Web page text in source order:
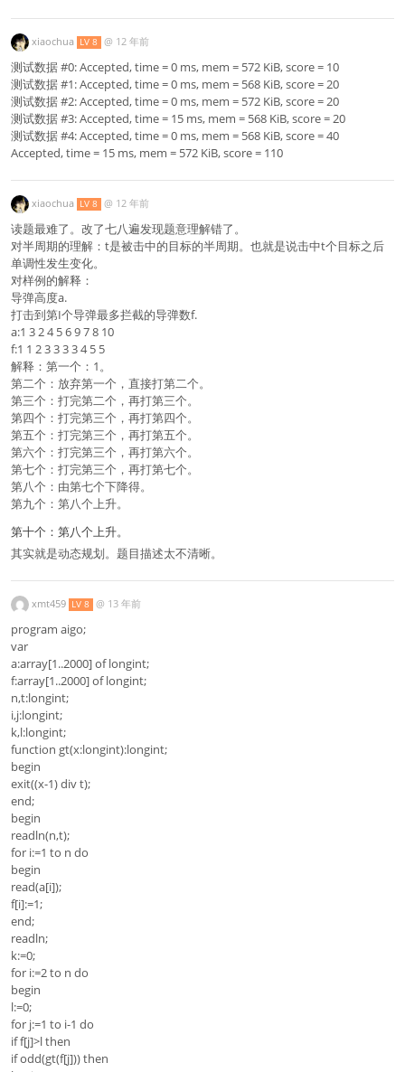
xiaochua LV 8 @ 12 年前
测试数据 #0: Accepted, time = 0 ms, mem = 572 KiB, score = 10
测试数据 #1: Accepted, time = 0 ms, mem = 568 KiB, score = 20
测试数据 #2: Accepted, time = 0 ms, mem = 572 KiB, score = 20
测试数据 #3: Accepted, time = 15 ms, mem = 568 KiB, score = 20
测试数据 #4: Accepted, time = 0 ms, mem = 568 KiB, score = 40
Accepted, time = 15 ms, mem = 572 KiB, score = 110
xiaochua LV 8 @ 12 年前
读题最难了。改了七八遍发现题意理解错了。
对半周期的理解：t是被击中的目标的半周期。也就是说击中t个目标之后
单调性发生变化。
对样例的解释：
导弹高度a.
打击到第I个导弹最多拦截的导弹数f.
a:1 3 2 4 5 6 9 7 8 10
f:1 1 2 3 3 3 3 4 5 5
解释：第一个：1。
第二个：放弃第一个，直接打第二个。
第三个：打完第二个，再打第三个。
第四个：打完第三个，再打第四个。
第五个：打完第三个，再打第五个。
第六个：打完第三个，再打第六个。
第七个：打完第三个，再打第七个。
第八个：由第七个下降得。
第九个：第八个上升。
第十个：第八个上升。
其实就是动态规划。题目描述太不清晰。
xmt459 LV 8 @ 13 年前
program aigo;
var
a:array[1..2000] of longint;
f:array[1..2000] of longint;
n,t:longint;
i,j:longint;
k,l:longint;
function gt(x:longint):longint;
begin
exit((x-1) div t);
end;
begin
readln(n,t);
for i:=1 to n do
begin
read(a[i]);
f[i]:=1;
end;
readln;
k:=0;
for i:=2 to n do
begin
l:=0;
for j:=1 to i-1 do
if f[j]>l then
if odd(gt(f[j])) then